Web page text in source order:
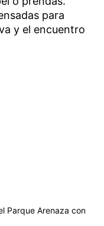
para
y el encuentro
Parque Arenaza con